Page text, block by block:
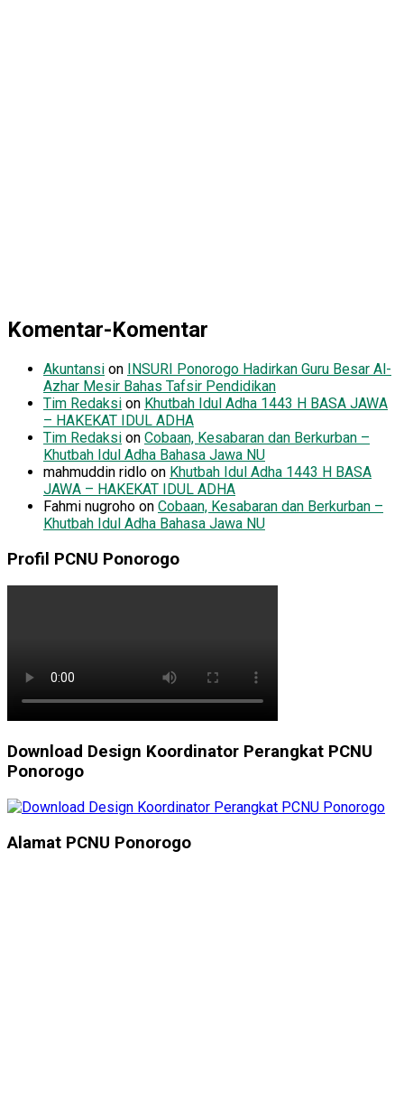
Komentar-Komentar
Akuntansi on INSURI Ponorogo Hadirkan Guru Besar Al-
Azhar Mesir Bahas Tafsir Pendidikan
Tim Redaksi on Khutbah Idul Adha 1443 H BASA JAWA
– HAKEKAT IDUL ADHA
Tim Redaksi on Cobaan, Kesabaran dan Berkurban –
Khutbah Idul Adha Bahasa Jawa NU
mahmuddin ridlo on Khutbah Idul Adha 1443 H BASA
JAWA – HAKEKAT IDUL ADHA
Fahmi nugroho on Cobaan, Kesabaran dan Berkurban –
Khutbah Idul Adha Bahasa Jawa NU
Profil PCNU Ponorogo
Download Design Koordinator Perangkat PCNU
Ponorogo
Alamat PCNU Ponorogo